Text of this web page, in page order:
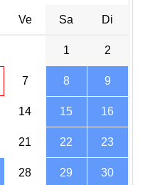
Ve Sa Di
1 2
7 8 9
14 15 16
21 22 23
28 29 30